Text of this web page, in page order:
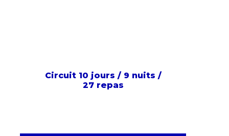
Circuit 10 jours / 9 nuits /
27 repas